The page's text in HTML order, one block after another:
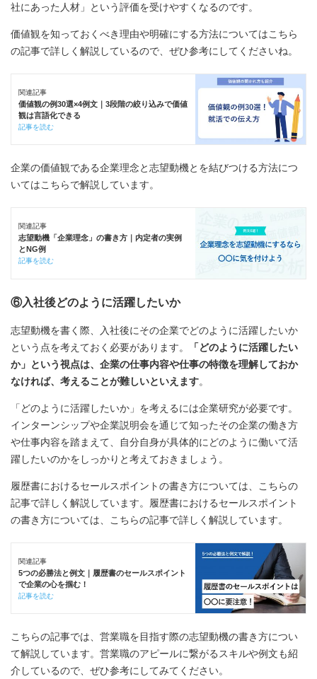
社にあった人材」という評価を受けやすくなるのです。
価値観を知っておくべき理由や明確にする方法についてはこちら
の記事で詳しく解説しているので、ぜひ参考にしてくださいね。
関連記事
価値観の例30選×4例文｜3段階の絞り込みで価値
観は言語化できる
記事を読む
企業の価値観である企業理念と志望動機とを結びつける方法につ
いてはこちらで解説しています。
関連記事
志望動機「企業理念」の書き方｜内定者の実例
とNG例
記事を読む
⑥入社後どのように活躍したいか
志望動機を書く際、入社後にその企業でどのように活躍したいか
という点を考えておく必要があります。
「どのように活躍したい
か」という視点は、企業の仕事内容や仕事の特徴を理解しておか
なければ、考えることが難しいといえます。
「どのように活躍したいか」を考えるには企業研究が必要です。
インターンシップや企業説明会を通じて知ったその企業の働き方
や仕事内容を踏まえて、自分自身が具体的にどのように働いて活
躍したいのかをしっかりと考えておきましょう。
履歴書におけるセールスポイントの書き方については、こちらの
記事で詳しく解説しています。履歴書におけるセールスポイント
の書き方については、こちらの記事で詳しく解説しています。
関連記事
5つの必勝法と例文｜履歴書のセールスポイント
で企業の心を掴む！
記事を読む
こちらの記事では、営業職を目指す際の志望動機の書き方につい
て解説しています。営業職のアピールに繋がるスキルや例文も紹
介しているので、ぜひ参考にしてみてください。